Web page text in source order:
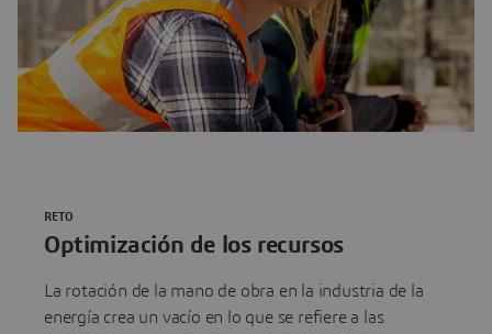
Optimización de los recursos
RETO
La rotación de la mano de obra en la industria de la
energía crea un vacío en lo que se refiere a las